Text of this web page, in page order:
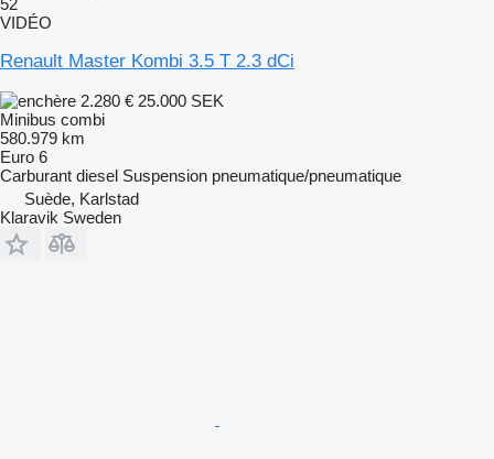
52
VIDÉO
Renault Master Kombi 3.5 T 2.3 dCi
2.280 € 25.000 SEK
Minibus combi
580.979 km
Euro 6
Carburant diesel Suspension pneumatique/pneumatique
Suède, Karlstad
Klaravik Sweden